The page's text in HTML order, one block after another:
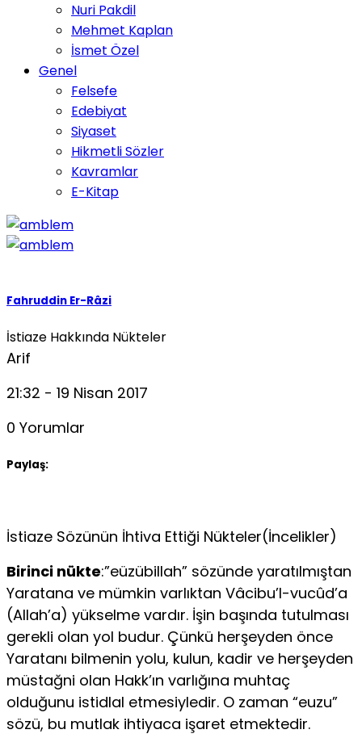
Nuri Pakdil
Mehmet Kaplan
İsmet Özel
Genel
Felsefe
Edebiyat
Siyaset
Hikmetli Sözler
Kavramlar
E-Kitap
Fahruddin Er-Râzi
İstiaze Hakkında Nükteler
Arif
21:32 - 19 Nisan 2017
0 Yorumlar
Paylaş:
İstiaze Sözünün İhtiva Ettiği Nükteler(İncelikler)
Birinci nükte:”eüzübillah” sözünde yaratılmıştan
Yaratana ve mümkin varlıktan Vâcibu’l-vucûd’a
(Allah’a) yükselme vardır. İşin başında tutulması
gerekli olan yol budur. Çünkü herşeyden önce
Yaratanı bilmenin yolu, kulun, kadir ve herşeyden
müstağni olan Hakk’ın varlığına muhtaç
olduğunu istidlal etmesiyledir. O zaman “euzu”
sözü, bu mutlak ihtiyaca işaret etmektedir.